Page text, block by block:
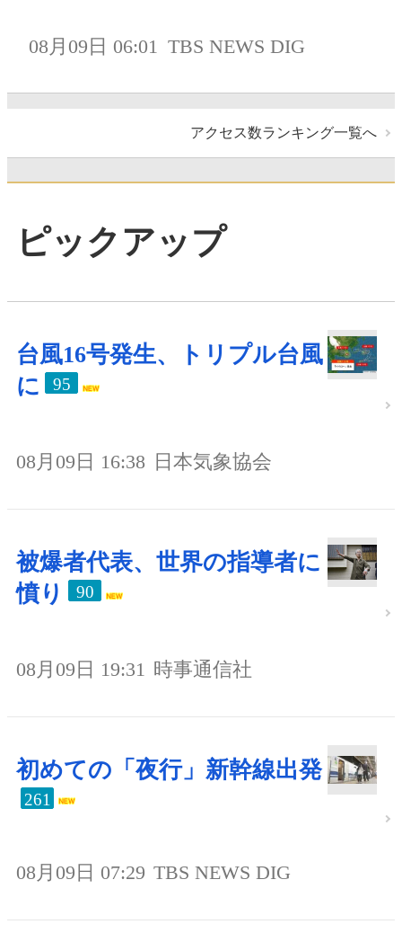
08月09日 06:01 TBS NEWS DIG
アクセス数ランキング一覧へ
ピックアップ
台風16号発生、トリプル台風
に
95
08月09日 16:38 日本気象協会
被爆者代表、世界の指導者に
憤り
90
08月09日 19:31 時事通信社
初めての「夜行」新幹線出発
261
08月09日 07:29 TBS NEWS DIG